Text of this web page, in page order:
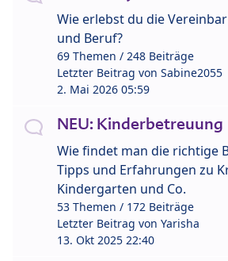
Wie erlebst du die
und Beruf?
69 Themen / 248 Beiträge
Letzter Beitrag von Sabine2055
2. Mai 2026 05:59
NEU: Kinderbetreuung
Wie findet man die richtige
Tipps und Erfahrungen zu
Kindergarten und Co.
53 Themen / 172 Beiträge
Letzter Beitrag von Yarisha
13. Okt 2025 22:40